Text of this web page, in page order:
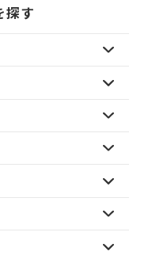
探す